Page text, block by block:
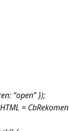
“open” });
=